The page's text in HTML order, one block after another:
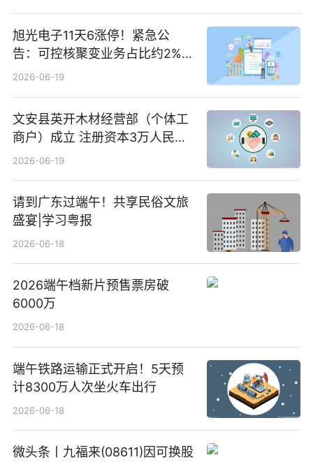
旭光电子11天6涨停！紧急公
告：可控核聚变业务占比约2%！
前沿热点
2026-06-19
文安县英开木材经营部（个体工
商户）成立 注册资本3万人民币
新要闻
2026-06-19
请到广东过端午！共享民俗文旅
盛宴|学习粤报
2026-06-18
2026端午档新片预售票房破
6000万
2026-06-18
端午铁路运输正式开启！5天预
计8300万人次坐火车出行
2026-06-18
微头条丨九福来(08611)因可换股